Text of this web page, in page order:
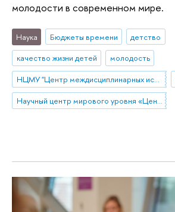
молодости в современном мире.
Наука Бюджеты времени
детство
качество жизни детей
молодость
НЦМУ "Центр междисциплинарных исследований человеческого потенциала"
Научный центр мирового уровня «Центр междисциплинарных исследований человеческого потенциала»